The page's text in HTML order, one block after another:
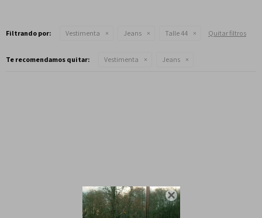

Filtrando por: Vestimenta Jeans Talle 44 Quitar filtros
Te recomendamos quitar: Vestimenta Jeans